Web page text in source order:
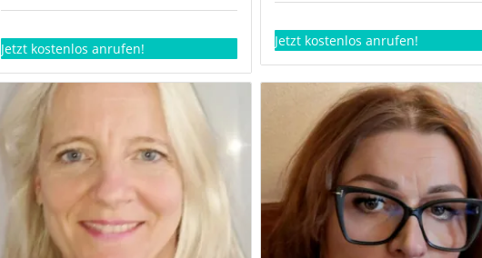
Jetzt kostenlos anrufen! Jetzt kostenlos anrufen!